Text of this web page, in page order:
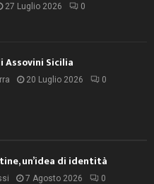
27 Luglio 2026 0
Assovini Sicilia
20 Luglio 2026 0
un’idea di identità
7 Agosto 2026 0